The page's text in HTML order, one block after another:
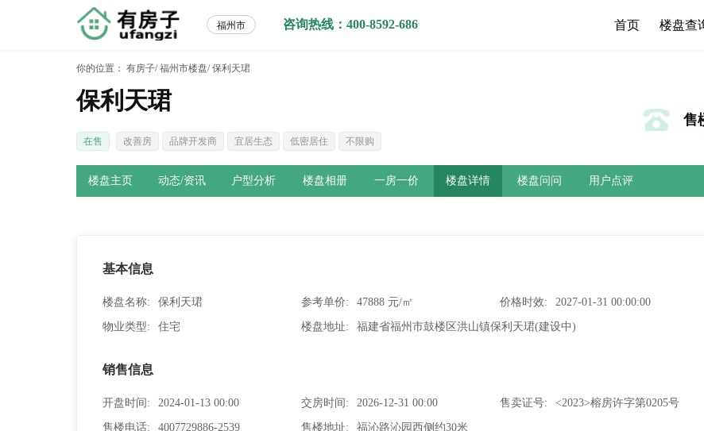
福州市 咨询热线：400-8592-686 首页 楼盘查
你的位置： 有房子/ 福州市楼盘/ 保利天珺
保利天珺
在售 改善房 品牌开发商 宜居生态 低密居住 不限购
售
楼盘主页 动态/资讯 户型分析 楼盘相册 一房一价 楼盘详情 楼盘问问 用户点评
基本信息
楼盘名称 保利天珺 参考单价 47888 元/㎡ 价格时效 2027-01-31 00:00:00
物业类型 住宅 楼盘地址 福建省福州市鼓楼区洪山镇保利天珺(建设中)
销售信息
开盘时间 2024-01-13 00:00 交房时间 2026-12-31 00:00 售卖证号 <2023>榕房许字第0205号
售楼电话 4007729886-2539 售楼地址 福沁路沁园西侧约30米